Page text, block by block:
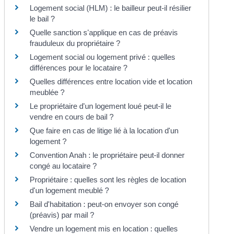
Logement social (HLM) : le bailleur peut-il résilier
le bail ?
Quelle sanction s'applique en cas de préavis
frauduleux du propriétaire ?
Logement social ou logement privé : quelles
différences pour le locataire ?
Quelles différences entre location vide et location
meublée ?
Le propriétaire d'un logement loué peut-il le
vendre en cours de bail ?
Que faire en cas de litige lié à la location d'un
logement ?
Convention Anah : le propriétaire peut-il donner
congé au locataire ?
Propriétaire : quelles sont les règles de location
d'un logement meublé ?
Bail d'habitation : peut-on envoyer son congé
(préavis) par mail ?
Vendre un logement mis en location : quelles